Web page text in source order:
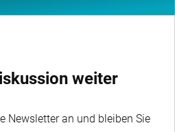
weiter
Newsletter an und bleiben Sie